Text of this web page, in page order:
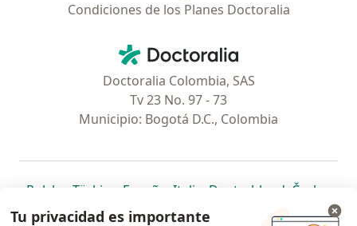
Condiciones de los Planes Doctoralia
Doctoralia - Página de inicio
Doctoralia Colombia, SAS
Tv 23 No. 97 - 73
Municipio: Bogotá D.C., Colombia
Polska se abre en una nueva pestaña
Türkiye se abre en una nueva pestaña
España se abre en una nueva pestaña
Italia se abre en una nueva
Deutschlandse abre en
Česko
Portugal
se abre en una nueva pestaña
México se abre en una nueva pestaña
Chile se abre en una nueva pestaña
Brasil se abre en una nueva
se abre en
se
Tu privacidad es importante